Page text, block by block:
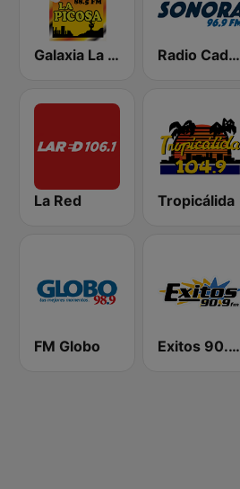
Galaxia La Picosa Radio Cadena Sonora
La Red Tropicálida
FM Globo Exitos 90.9 FM